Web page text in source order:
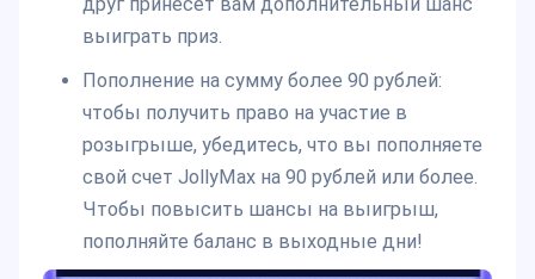
выиграть приз.
Пополнение на сумму более 90 рублей:
чтобы получить право на участие в
розыгрыше, убедитесь, что вы пополняете
свой счет JollyMax на 90 рублей или более.
Чтобы повысить шансы на выигрыш,
пополняйте баланс в выходные дни!